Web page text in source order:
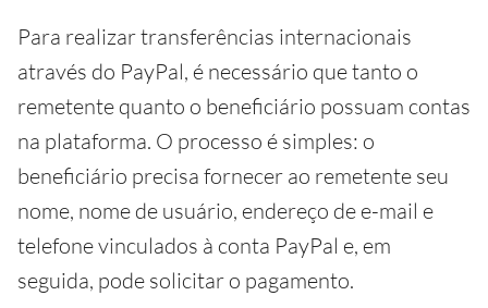
Para realizar transferências internacionais
através do PayPal, é necessário que tanto o
remetente quanto o beneficiário possuam contas
na plataforma. O processo é simples: o
beneficiário precisa fornecer ao remetente seu
nome, nome de usuário, endereço de e-mail e
telefone vinculados à conta PayPal e, em
seguida, pode solicitar o pagamento.